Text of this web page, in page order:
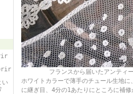
い
フランスから届いたアンティーク
ホワイトカラーで薄手のチュール生地
に継ぎ目、4分の1あたりにところに補